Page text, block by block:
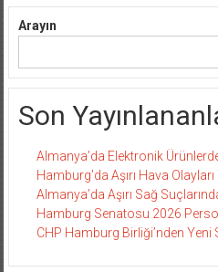
Arayın
Son
Almanya’da Elektronik
Hamburg’da Aşırı Hava Olayları
Almanya’da Aşırı Sağ
Hamburg Senatosu 2026
CHP Hamburg Birliği’nden Yeni